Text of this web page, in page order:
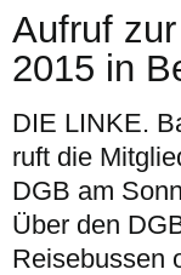
Aufruf
2015 in
DIE LINKE.
ruft die
DGB am
Über den
Reisebussen